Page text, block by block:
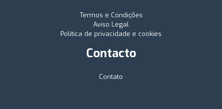
Termos e Condições
Aviso Legal
Política de privacidade e cookies
Contacto
Contato